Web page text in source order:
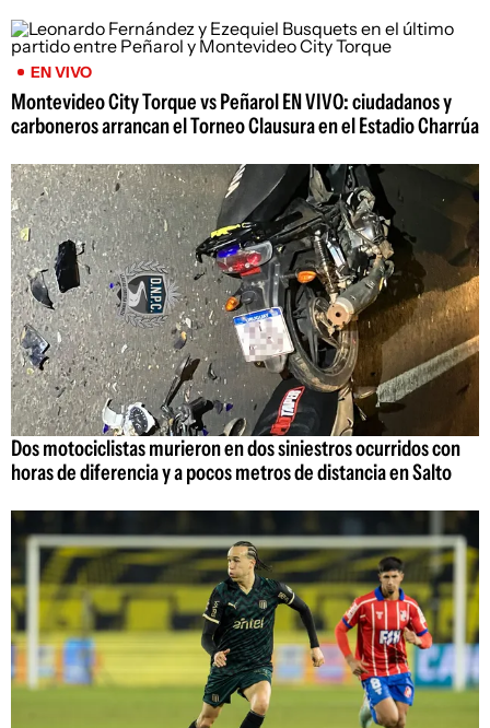
EN VIVO
Montevideo City Torque vs Peñarol EN VIVO: ciudadanos y
carboneros arrancan el Torneo Clausura en el Estadio Charrúa
Dos motociclistas murieron en dos siniestros ocurridos con
horas de diferencia y a pocos metros de distancia en Salto